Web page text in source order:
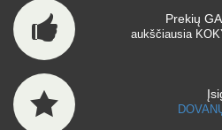
Prekių
aukščiausia